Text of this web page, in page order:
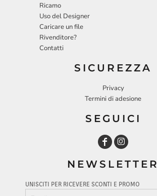
Ricamo
Uso del Designer
Caricare un file
Rivenditore?
Contatti
SICUREZZA
Privacy
Termini di adesione
SEGUICI
NEWSLETTER
UNISCITI PER RICEVERE SCONTI E PROMO